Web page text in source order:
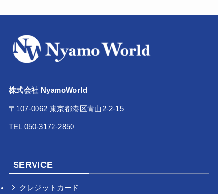
株式会社 NyamoWorld
〒107-0062 東京都港区青山2-2-15
TEL 050-3172-2850
SERVICE
クレジットカード